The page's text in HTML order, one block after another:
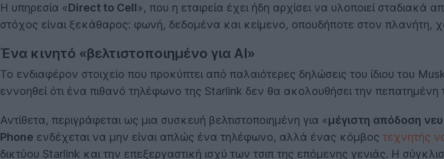
Η υπηρεσία «Direct to Cell», που η εταιρεία έχει ήδη αρχίσει να υλοποιεί
στόχος είναι ξεκάθαρος: φωνή, δεδομένα και κείμενο, οπουδήποτε στον πλανήτη,
Ένα κινητό «βελτιστοποιημένο για AI»
Το ενδιαφέρον στοιχείο που προκύπτει από παλαιότερες δηλώσεις του ίδιου του
εννοηθεί ότι ένα πιθανό τηλέφωνο της Starlink δεν θα ακολουθήσει την
Αντίθετα, περιγράφεται ως μια συσκευή βελτιστοποιημένη για «μέγιστη απόδοση
Phone ενδέχεται να μην είναι απλώς ένα τηλέφωνο, αλλά ένας κόμβος τεχνητής
δικτύου Starlink και την επεξεργαστική ισχύ των τσιπ της επόμενης γενιάς. Η